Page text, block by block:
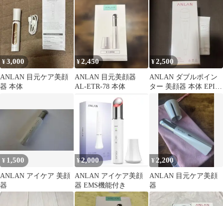
¥3,000
ANLAN 目元ケア美顔
器 本体
¥2,450
ANLAN 目元美顔器
AL-ETR-78 本体
¥2,500
ANLAN ダブルポイン
ター 美顔器 本体 EPI
Gelセット
¥ 1,500
ANLAN アイケア 美顔
器
¥2,000
ANLAN アイケア美顔
器 EMS機能付き
¥ 2,200
ANLAN 目元ケア美顔
器